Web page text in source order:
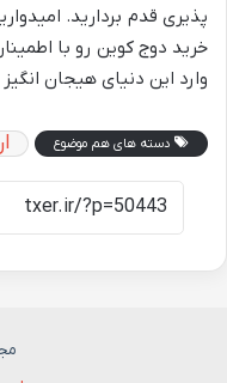
پذیری قدم بردارید.
خرید دوج کوین رو با
وارد این دنیای هیجان
دسته های هم موضوع